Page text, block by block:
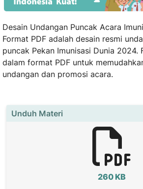
Desain Undangan Puncak Acara
Format PDF adalah desain resmi
puncak Pekan Imunisasi Dunia 2024.
dalam format PDF untuk
undangan dan promosi acara.
Unduh Materi
260 KB